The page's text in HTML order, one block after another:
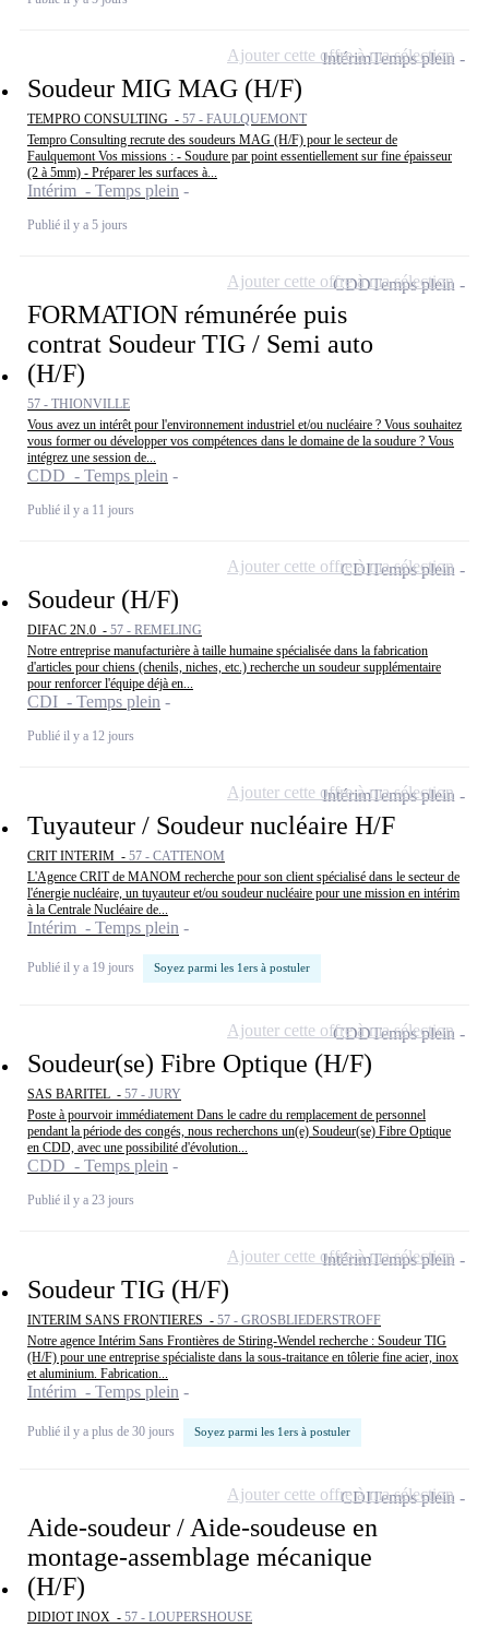
Soudeur MIG MAG (H/F)
TEMPRO CONSULTING - 57 - FAULQUEMONT
Tempro Consulting recrute des soudeurs MAG (H/F) pour le secteur de
Faulquemont Vos missions : - Soudure par point essentiellement sur fine épaisseur
(2 à 5mm) - Préparer les surfaces à...
Intérim - Temps plein
Publié il y a 5 jours
IntérimTemps plein
Ajouter cette offre à ma sélection
FORMATION rémunérée puis
contrat Soudeur TIG / Semi auto
(H/F)
57 - THIONVILLE
Vous avez un intérêt pour l'environnement industriel et/ou nucléaire ? Vous souhaitez
vous former ou développer vos compétences dans le domaine de la soudure ? Vous
intégrez une session de...
CDD - Temps plein
Publié il y a 11 jours
CDDTemps plein
Ajouter cette offre à ma sélection
Soudeur (H/F)
DIFAC 2N.0 - 57 - REMELING
Notre entreprise manufacturière à taille humaine spécialisée dans la fabrication
d'articles pour chiens (chenils, niches, etc.) recherche un soudeur supplémentaire
pour renforcer l'équipe déjà en...
CDI - Temps plein
Publié il y a 12 jours
CDITemps plein
Ajouter cette offre à ma sélection
Tuyauteur / Soudeur nucléaire H/F
CRIT INTERIM - 57 - CATTENOM
L'Agence CRIT de MANOM recherche pour son client spécialisé dans le secteur de
l'énergie nucléaire, un tuyauteur et/ou soudeur nucléaire pour une mission en intérim
à la Centrale Nucléaire de...
Intérim - Temps plein
Publié il y a 19 jours Soyez parmi les 1ers à postuler
IntérimTemps plein
Ajouter cette offre à ma sélection
Soudeur(se) Fibre Optique (H/F)
SAS BARITEL - 57 - JURY
Poste à pourvoir immédiatement Dans le cadre du remplacement de personnel
pendant la période des congés, nous recherchons un(e) Soudeur(se) Fibre Optique
en CDD, avec une possibilité d'évolution...
CDD - Temps plein
Publié il y a 23 jours
CDDTemps plein
Ajouter cette offre à ma sélection
Soudeur TIG (H/F)
INTERIM SANS FRONTIERES - 57 - GROSBLIEDERSTROFF
Notre agence Intérim Sans Frontières de Stiring-Wendel recherche : Soudeur TIG
(H/F) pour une entreprise spécialiste dans la sous-traitance en tôlerie fine acier, inox
et aluminium. Fabrication...
Intérim - Temps plein
Publié il y a plus de 30 jours Soyez parmi les 1ers à postuler
IntérimTemps plein
Ajouter cette offre à ma sélection
Aide-soudeur / Aide-soudeuse en
montage-assemblage mécanique
(H/F)
DIDIOT INOX - 57 - LOUPERSHOUSE
CDITemps plein
Ajouter cette offre à ma sélection